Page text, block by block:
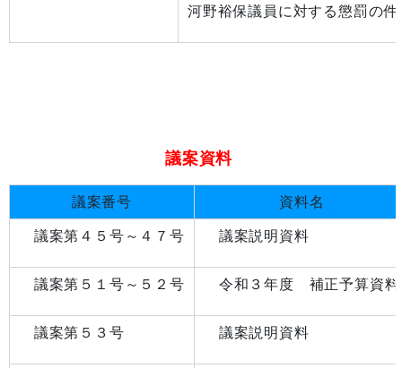
河野裕保議員に対する懲罰の
議案資料
議案番号
資料名
議案第４５号～４７号
議案説明資料
議案第５１号～５２号 令和３年度 補正予算資料
議案第５３号 議案説明資料